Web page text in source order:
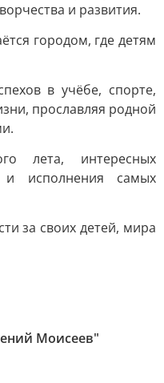
и развития.
городом, где детям
в учёбе, спорте,
прославляя родной
лета, интересных
и исполнения самых
за своих детей, мира
Моисеев"